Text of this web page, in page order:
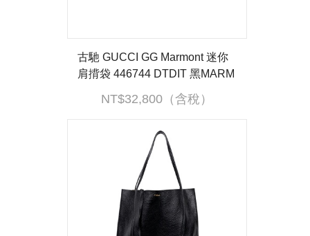
古馳 GUCCI GG Marmont 迷你
肩揹袋 446744 DTDIT 黑MARM
NT$32,800（含稅）